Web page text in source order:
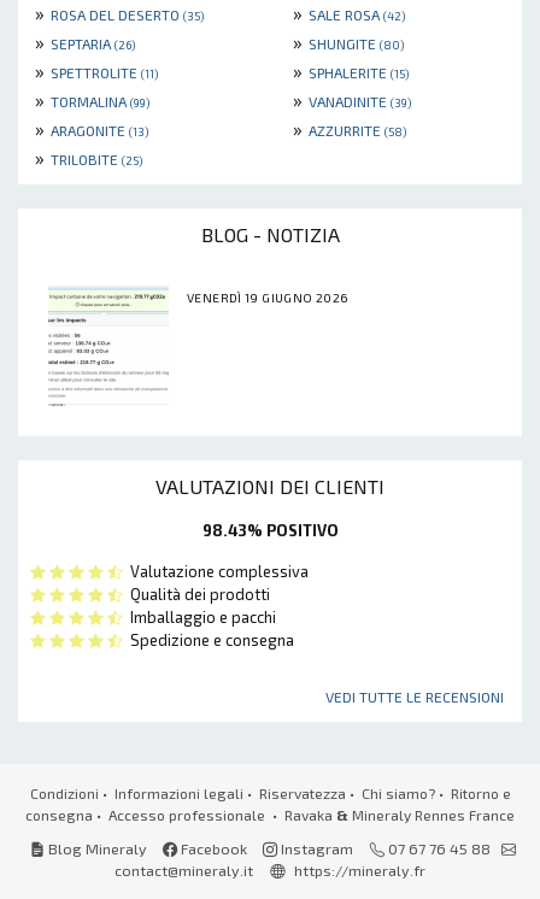
» ROSA DEL DESERTO (35) » SALE ROSA (42)
» SEPTARIA (26) » SHUNGITE (80)
» SPETTROLITE (11) » SPHALERITE (15)
» TORMALINA (99) » VANADINITE (39)
» ARAGONITE (13) » AZZURRITE (58)
» TRILOBITE (25)
BLOG - NOTIZIA
VENERDÌ 19 GIUGNO 2026
VALUTAZIONI DEI CLIENTI
98.43% POSITIVO
Valutazione complessiva
Qualità dei prodotti
Imballaggio e pacchi
Spedizione e consegna
VEDI TUTTE LE RECENSIONI
Condizioni • Informazioni legali • Riservatezza • Chi siamo?• Ritorno e
consegna • Accesso professionale • Ravaka & Mineraly Rennes France
Blog Mineraly
Facebook Instagram
07 67 76 45 88
contact@mineraly.it
https://mineraly.fr